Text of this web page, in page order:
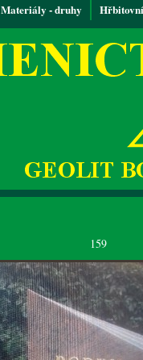
Materiály - druhy
159